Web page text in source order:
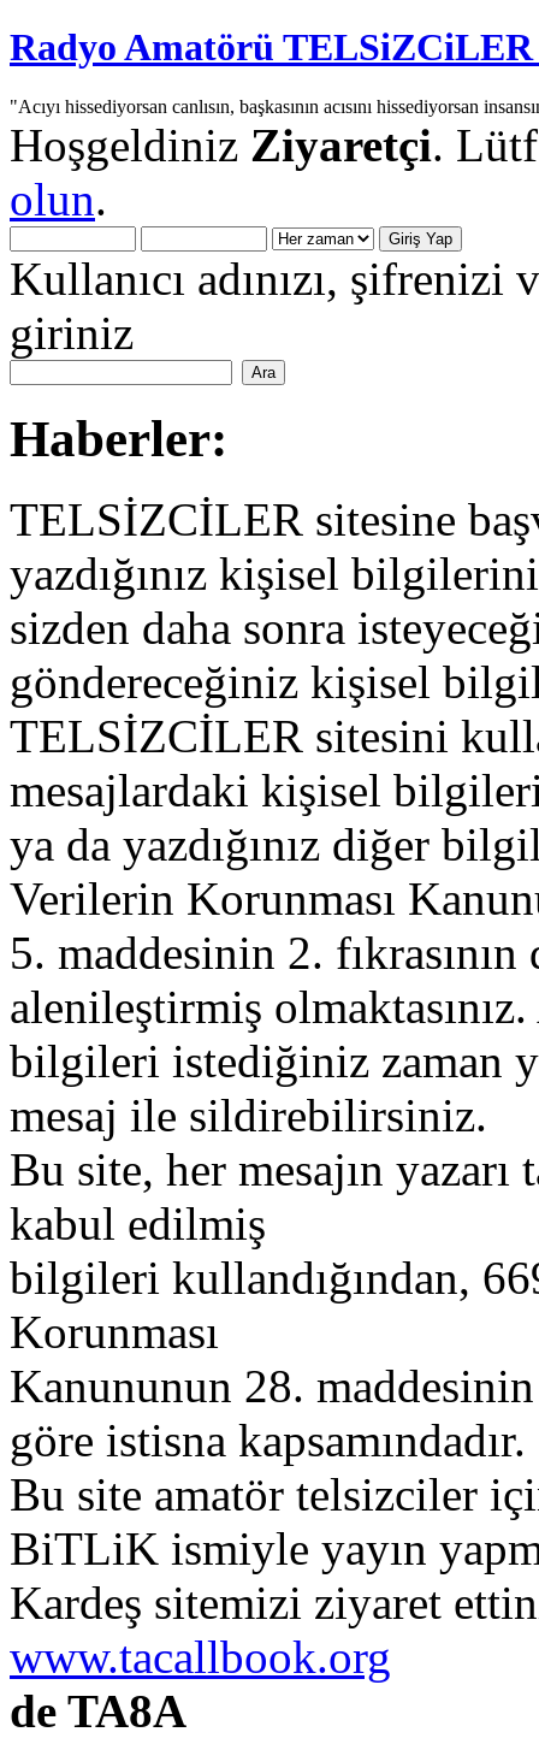
Radyo Amatörü
"Acıyı hissediyorsan canlısın, başkasının acısını hissediyorsan
Hoşgeldiniz Ziyaretçi.
olun.
Kullanıcı adınızı,
giriniz
Haberler:
TELSİZCİLER sitesine
yazdığınız kişisel
sizden daha sonra
göndereceğiniz kişisel
TELSİZCİLER sitesini
mesajlardaki kişisel
ya da yazdığınız diğer
Verilerin Korunması
5. maddesinin 2.
alenileştirmiş
bilgileri istediğiniz zaman
mesaj ile sildirebilirsiniz.
Bu site, her mesajın
kabul edilmiş
bilgileri kullandığından,
Korunması
Kanununun 28. maddesinin
göre istisna kapsamındadır.
Bu site amatör telsizciler
BiTLiK ismiyle yayın
Kardeş sitemizi ziyaret
www.tacallbook.org
de TA8A